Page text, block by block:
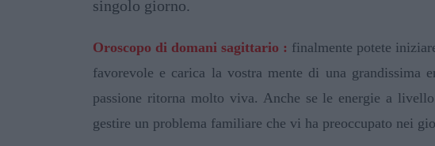
singolo giorno.
Oroscopo di domani sagittario : finalmente potete
favorevole e carica la vostra mente di una grandissima
passione ritorna molto viva. Anche se le energie a
gestire un problema familiare che vi ha preoccupato nei